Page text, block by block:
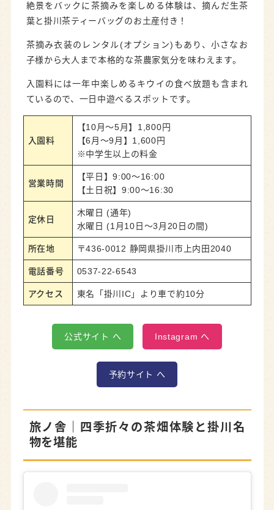
絶景をバックに茶摘みを楽しめる体験は、摘んだ生茶
葉と掛川茶ティーバッグのお土産付き！
茶摘み衣装のレンタル(オプション)もあり、小さなお
子様から大人まで本格的な茶農家気分を味わえます。
入園料には一年中楽しめるキウイの食べ放題も含まれ
ているので、一日中遊べるスポットです。
入園料
【10月～5月】1,800円
【6月～9月】1,600円
※中学生以上の料金
営業時間
【平日】9:00～16:00
【土日祝】9:00～16:30
定休日
木曜日 (通年)
水曜日 (1月10日～3月20日の間)
所在地 〒436-0012 静岡県掛川市上内田2040
電話番号 0537-22-6543
アクセス 東名「掛川IC」より車で約10分
公式サイト へ Instagram へ
予約サイト へ
旅ノ舎 ｜四季折々の茶畑体験と掛川名
物を堪能